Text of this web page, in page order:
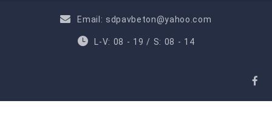
Email: sdpavbeton@yahoo.com
L-V: 08 - 19 / S: 08 - 14